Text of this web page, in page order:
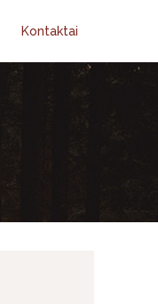
Kontaktai